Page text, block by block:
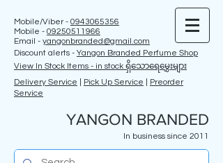
Mobile/Viber - 0943065356
Mobile - 09250511966
Email - yangonbranded@gmail.com
Discount alerts - Yangon Branded Perfume Shop
View In Stock Items - in stock ရှိသောရေမွှေးများ
Delivery Service
Pick Up Service
Preorder
Service
YANGON BRANDED
In business since 2011